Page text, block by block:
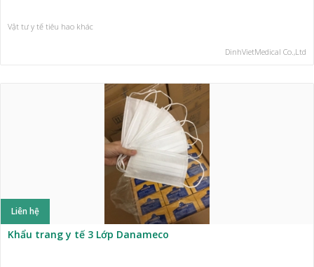
Vật tư y tế tiêu hao khác
DinhVietMedical Co.,Ltd
Liên hệ
Khẩu trang y tế 3 Lớp Danameco